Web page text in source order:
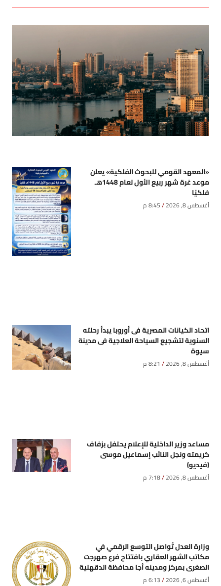
«المعهد القومي للبحوث الفلكية» يعلن
موعد غرة شهر ربيع الأول لعام 1448هـ
فلكيًا
أغسطس 8, 2026
اتحاد الكيانات المصرية فى أوروبا يبدأ رحلته
السنوية لتشجيع السياحة العلاجية فى مدينة
سيوة
أغسطس 8, 2026
مساعد وزير الداخلية للإعلام يحتفل بزفاف
كريمته ونجل النائب إسماعيل موسى
(فيديو)
أغسطس 8, 2026
وزارة العدل تُواصل التوسع الرقمي في
مكاتب الشهر العقاري بافتتاح فرع صهرجت
الصغرى بمركز ومدينه أجا محافظة الدقهلية
أغسطس 6, 2026